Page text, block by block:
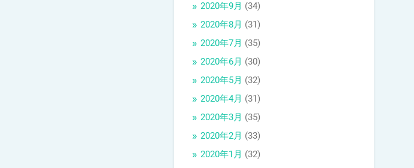
2020年9月 (34)
2020年8月 (31)
2020年7月 (35)
2020年6月 (30)
2020年5月 (32)
2020年4月 (31)
2020年3月 (35)
2020年2月 (33)
2020年1月 (32)